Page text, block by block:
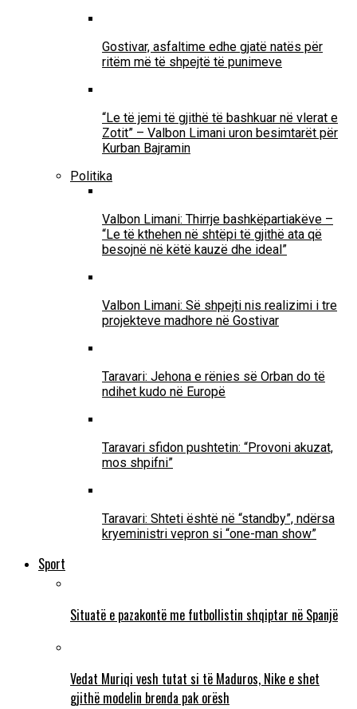
Gostivar, asfaltime edhe gjatë natës për
ritëm më të shpejtë të punimeve
“Le të jemi të gjithë të bashkuar në vlerat e
Zotit” – Valbon Limani uron besimtarët për
Kurban Bajramin
Politika
Valbon Limani: Thirrje bashkëpartiakëve –
“Le të kthehen në shtëpi të gjithë ata që
besojnë në këtë kauzë dhe ideal”
Valbon Limani: Së shpejti nis realizimi i tre
projekteve madhore në Gostivar
Taravari: Jehona e rënies së Orban do të
ndihet kudo në Europë
Taravari sfidon pushtetin: “Provoni akuzat,
mos shpifni”
Taravari: Shteti është në “standby”, ndërsa
kryeministri vepron si “one-man show”
Sport
Situatë e pazakontë me futbollistin shqiptar në Spanjë
Vedat Muriqi vesh tutat si të Maduros, Nike e shet
gjithë modelin brenda pak orësh